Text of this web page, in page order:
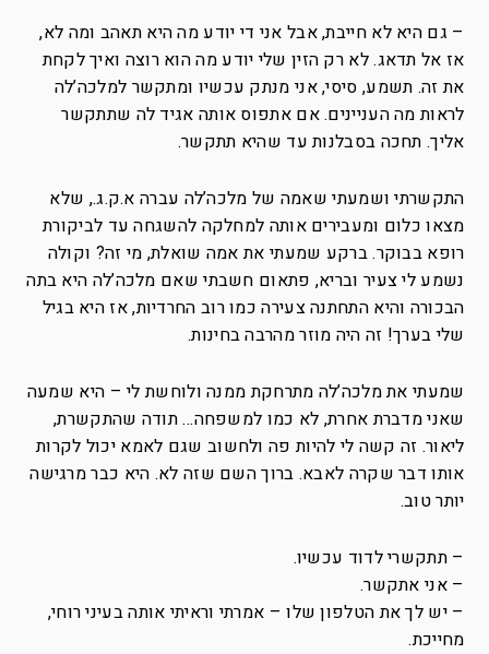
– גם היא לא חייבת, אבל אני די יודע מה היא תאהב ומה לא,
אז אל תדאג. לא רק הזין שלי יודע מה הוא רוצה ואיך לקחת
את זה. תשמע, סיסי, אני מנתק עכשיו ומתקשר למלכה’לה
לראות מה העניינים. אם אתפוס אותה אגיד לה שתתקשר
אליך. תחכה בסבלנות עד שהיא תתקשר.
התקשרתי ושמעתי שאמה של מלכה’לה עברה א.ק.ג., שלא
מצאו כלום ומעבירים אותה למחלקה להשגחה עד לביקורת
רופא בבוקר. ברקע שמעתי את אמה שואלת, מי זה? וקולה
נשמע לי צעיר ובריא, פתאום חשבתי שאם מלכה’לה היא בתה
הבכורה והיא התחתנה צעירה כמו רוב החרדיות, אז היא בגיל
שלי בערך! זה היה מוזר מהרבה בחינות.
שמעתי את מלכה’לה מתרחקת ממנה ולוחשת לי – היא שמעה
שאני מדברת אחרת, לא כמו למשפחה… תודה שהתקשרת,
ליאור. זה קשה לי להיות פה ולחשוב שגם לאמא יכול לקרות
אותו דבר שקרה לאבא. ברוך השם שזה לא. היא כבר מרגישה
יותר טוב.
– תתקשרי לדוד עכשיו.
– אני אתקשר.
– יש לך את הטלפון שלו – אמרתי וראיתי אותה בעיני רוחי,
מחייכת.